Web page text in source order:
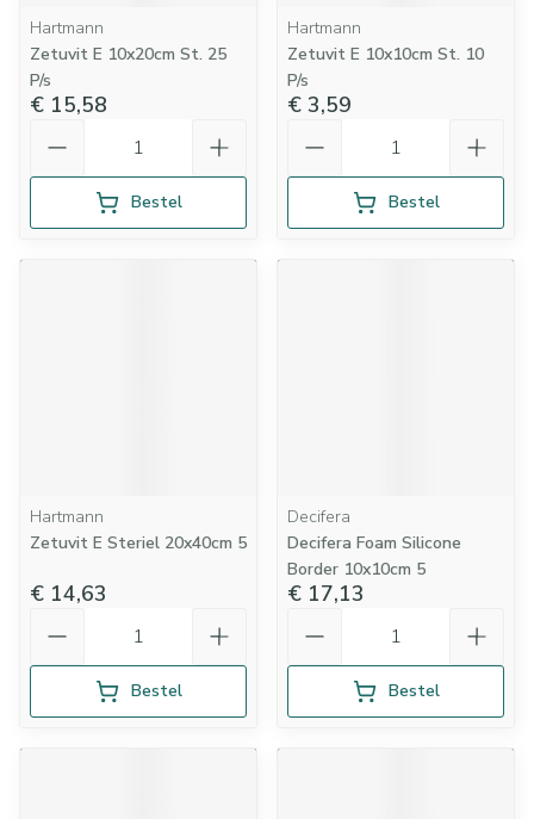
Hartmann
Zetuvit E 10x20cm St. 25
P/s
€ 15,58
Bestel
Hartmann
Zetuvit E 10x10cm St. 10
P/s
€ 3,59
Bestel
Hartmann
Zetuvit E Steriel 20x40cm 5
€ 14,63
Bestel
Decifera
Decifera Foam Silicone
Border 10x10cm 5
€ 17,13
Bestel